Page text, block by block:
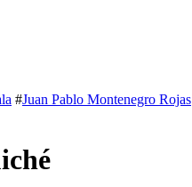
#Juan Pablo Montenegro Rojas